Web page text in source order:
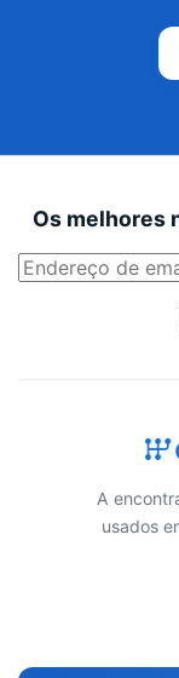
Os melhores
A
usados